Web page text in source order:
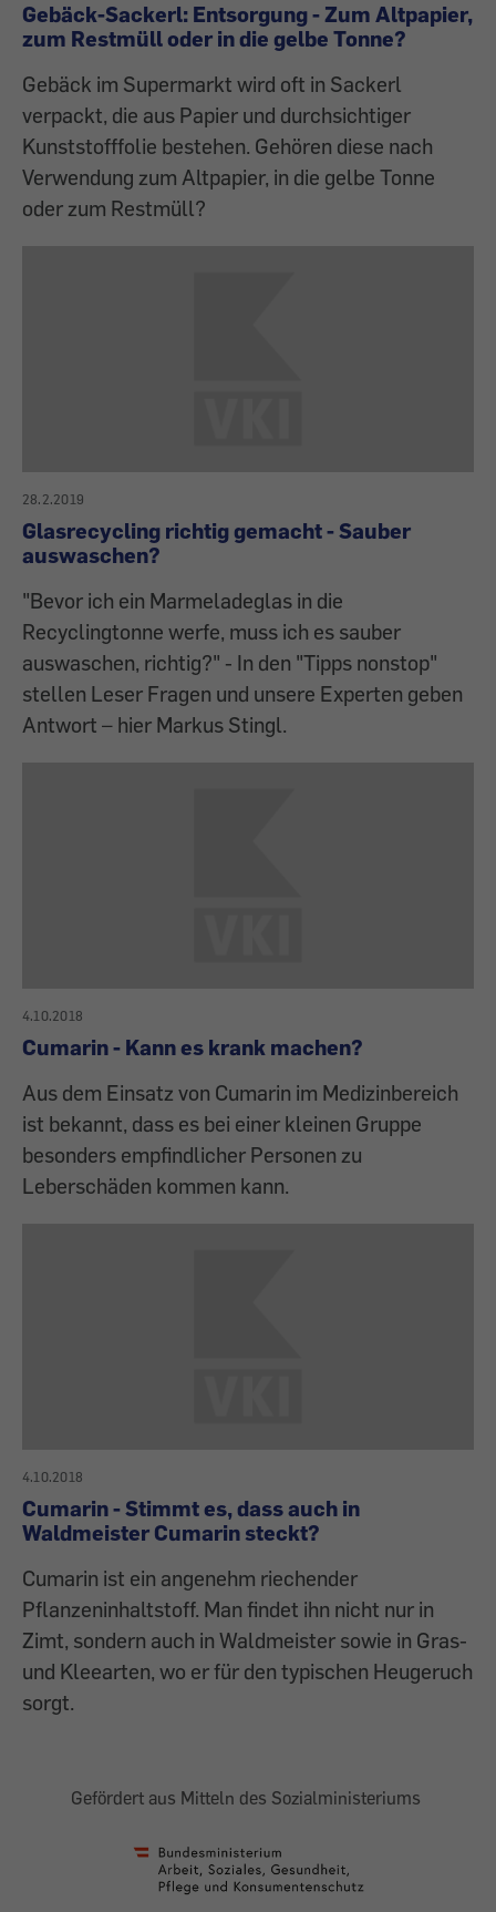
Gebäck-Sackerl: Entsorgung - Zum Altpapier,
zum Restmüll oder in die gelbe Tonne?
Gebäck im Supermarkt wird oft in Sackerl
verpackt, die aus Papier und durchsichtiger
Kunststofffolie bestehen. Gehören diese nach
Verwendung zum Altpapier, in die gelbe Tonne
oder zum Restmüll?
28.2.2019
Glasrecycling richtig gemacht - Sauber
auswaschen?
"Bevor ich ein Marmeladeglas in die
Recyclingtonne werfe, muss ich es sauber
auswaschen, richtig?" - In den "Tipps nonstop"
stellen Leser Fragen und unsere Experten geben
Antwort – hier Markus Stingl.
4.10.2018
Cumarin - Kann es krank machen?
Aus dem Einsatz von Cumarin im Medizinbereich
ist bekannt, dass es bei einer kleinen Gruppe
besonders empfindlicher Personen zu
Leberschäden kommen kann.
4.10.2018
Cumarin - Stimmt es, dass auch in
Waldmeister Cumarin steckt?
Cumarin ist ein angenehm riechender
Pflanzeninhaltstoff. Man findet ihn nicht nur in
Zimt, sondern auch in Waldmeister sowie in Gras-
und Kleearten, wo er für den typischen Heugeruch
sorgt.
Gefördert aus Mitteln des Sozialministeriums